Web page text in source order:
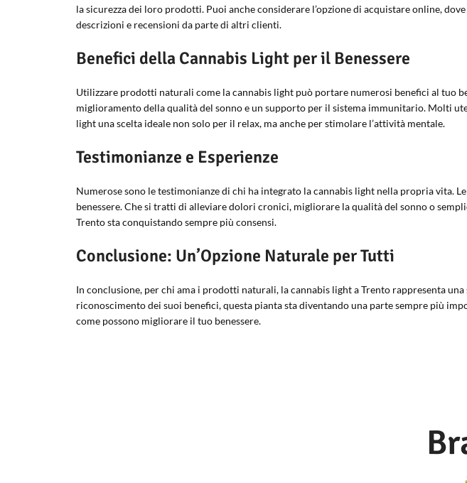
la sicurezza dei loro prodotti. Puoi anche considerare l’opzione di acquistare online,
descrizioni e recensioni da parte di altri clienti.
Benefici della Cannabis Light per il Benessere
Utilizzare prodotti naturali come la cannabis light può portare numerosi benefici al tuo
miglioramento della qualità del sonno e un supporto per il sistema immunitario. Molti
light una scelta ideale non solo per il relax, ma anche per stimolare l’attività mentale.
Testimonianze e Esperienze
Numerose sono le testimonianze di chi ha integrato la cannabis light nella propria vita.
benessere. Che si tratti di alleviare dolori cronici, migliorare la qualità del sonno o
Trento sta conquistando sempre più consensi.
Conclusione: Un’Opzione Naturale per Tutti
In conclusione, per chi ama i prodotti naturali, la cannabis light a Trento rappresenta
riconoscimento dei suoi benefici, questa pianta sta diventando una parte sempre più
come possono migliorare il tuo benessere.